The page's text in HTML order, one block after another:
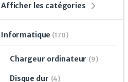
Afficher les catégories
Informatique (170)
Chargeur ordinateur (9)
Disque dur (4)